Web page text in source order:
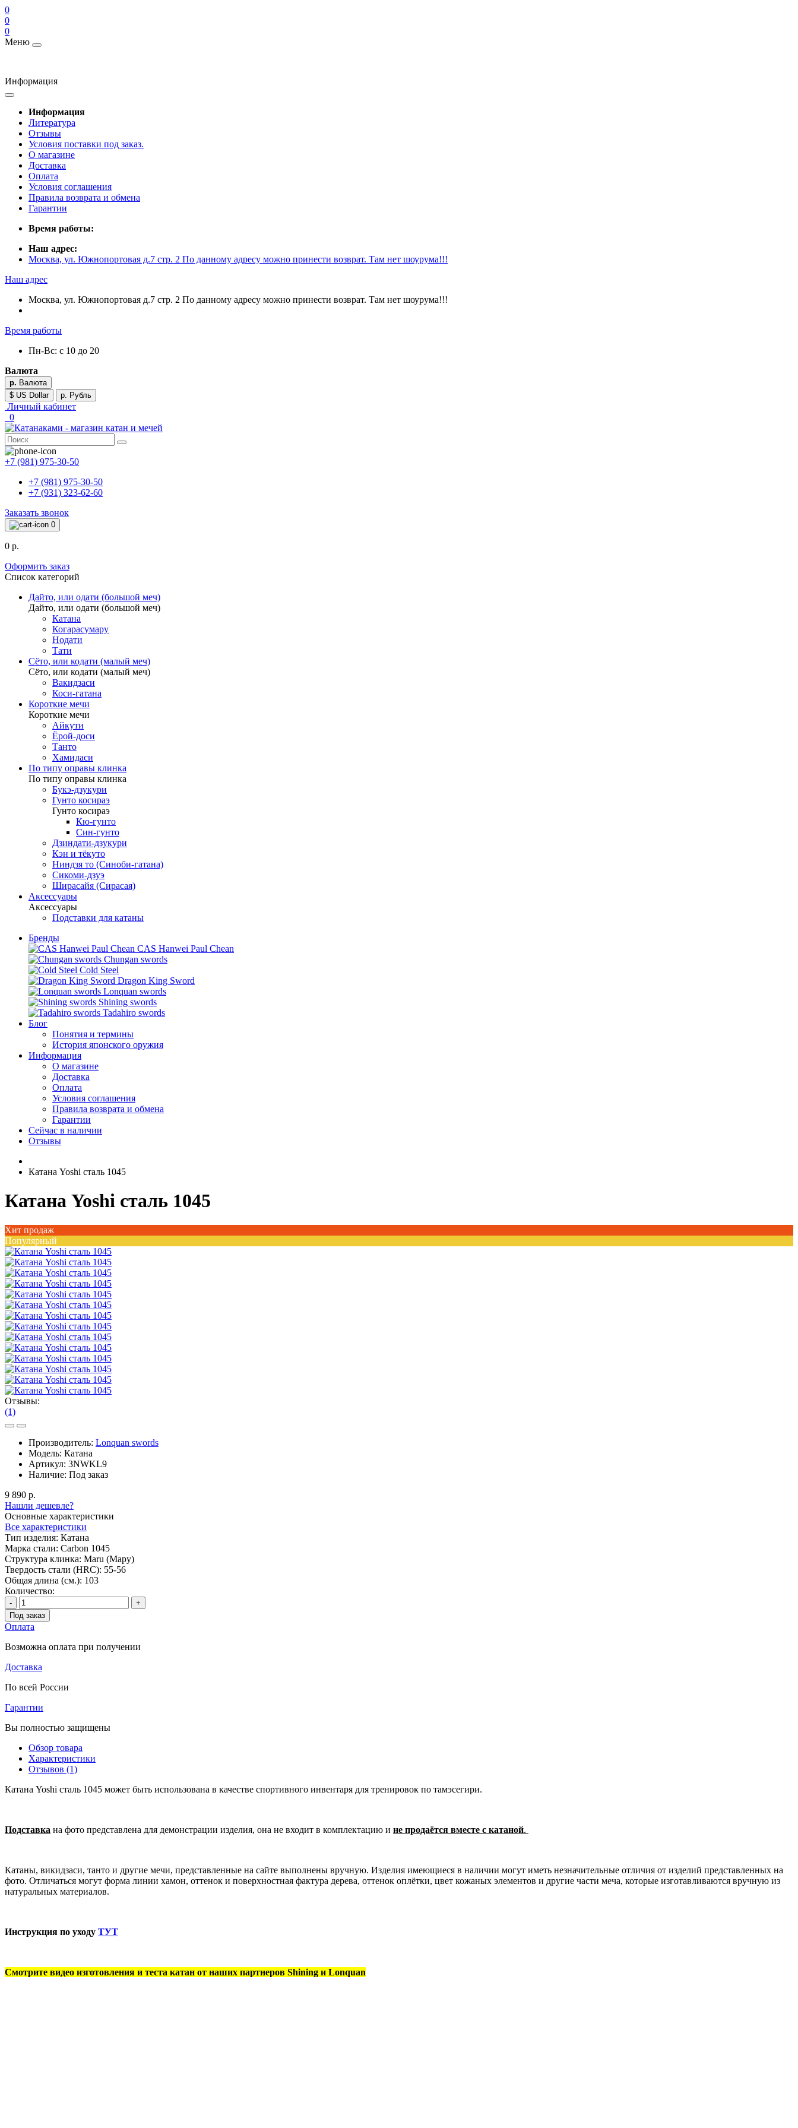
0
0
0
Меню
Информация
Информация
Литература
Отзывы
Условия поставки под заказ.
О магазине
Доставка
Оплата
Условия соглашения
Правила возврата и обмена
Гарантии
Время работы:
Наш адрес:
Москва, ул. Южнопортовая д.7 стр. 2 По данному адресу можно принести возврат. Там нет шоурума!!!
Наш адрес
Москва, ул. Южнопортовая д.7 стр. 2 По данному адресу можно принести возврат. Там нет шоурума!!!
Время работы
Пн-Вс: с 10 до 20
Валюта
р. Валюта
$ US Dollar
р. Рубль
Личный кабинет
0
+7 (981) 975-30-50
+7 (981) 975-30-50
+7 (931) 323-62-60
Заказать звонок
0
0 р.
Оформить заказ
Список категорий
Дайто, или одати (большой меч)
Дайто, или одати (большой меч)
Катана
Когарасумару
Нодати
Тати
Сёто, или кодати (малый меч)
Сёто, или кодати (малый меч)
Вакидзаси
Коси-гатана
Короткие мечи
Короткие мечи
Айкути
Ёрой-доси
Танто
Хамидаси
По типу оправы клинка
По типу оправы клинка
Букэ-дзукури
Гунто косираэ
Гунто косираэ
Кю-гунто
Син-гунто
Дзиндати-дзукури
Кэн и тёкуто
Ниндзя то (Синоби-гатана)
Сикоми-дзуэ
Ширасайя (Сирасая)
Аксессуары
Аксессуары
Подставки для катаны
Бренды
CAS Hanwei Paul Chean
Chungan swords
Cold Steel
Dragon King Sword
Lonquan swords
Shining swords
Tadahiro swords
Блог
Понятия и термины
История японского оружия
Информация
О магазине
Доставка
Оплата
Условия соглашения
Правила возврата и обмена
Гарантии
Сейчас в наличии
Отзывы
Катана Yoshi сталь 1045
Катана Yoshi сталь 1045
Хит продаж
Популярный
Отзывы:
(1)
Производитель: Lonquan swords
Модель: Катана
Артикул: 3NWKL9
Наличие: Под заказ
9 890 р.
Нашли дешевле?
Основные характеристики
Все характеристики
Тип изделия: Катана
Марка стали: Carbon 1045
Структура клинка: Maru (Мару)
Твердость стали (HRC): 55-56
Общая длина (см.): 103
Количество:
-
+
Под заказ
Оплата
Возможна оплата при получении
Доставка
По всей России
Гарантии
Вы полностью защищены
Обзор товара
Характеристики
Отзывов (1)
Катана Yoshi сталь 1045 может быть использована в качестве спортивного инвентаря для тренировок по тамэсегири.
Подставка на фото представлена для демонстрации изделия, она не входит в комплектацию и не продаётся вместе с катаной.
Катаны, викидзаси, танто и другие мечи, представленные на сайте выполнены вручную. Изделия имеющиеся в наличии могут иметь незначительные отличия от изделий представленных на
фото. Отличаться могут форма линии хамон, оттенок и поверхностная фактура дерева, оттенок оплётки, цвет кожаных элементов и другие части меча, которые изготавливаются вручную из
натуральных материалов.
Инструкция по уходу ТУТ
Смотрите видео изготовления и теста катан от наших партнеров Shining и Lonquan